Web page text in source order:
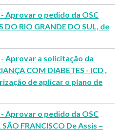
Aprovar o pedido da OSC
DO RIO GRANDE DO SUL, de
- Aprovar a solicitação da
COM DIABETES - ICD ,
de aplicar o plano de
Aprovar o pedido da OSC
FRANCISCO De Assis –